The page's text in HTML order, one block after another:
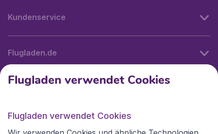
Kundenservice
Flugladen.de
Internationale Webseiten
Folgen Sie uns:
Flugladen verwendet Cookies
Flugladen verwendet Cookies